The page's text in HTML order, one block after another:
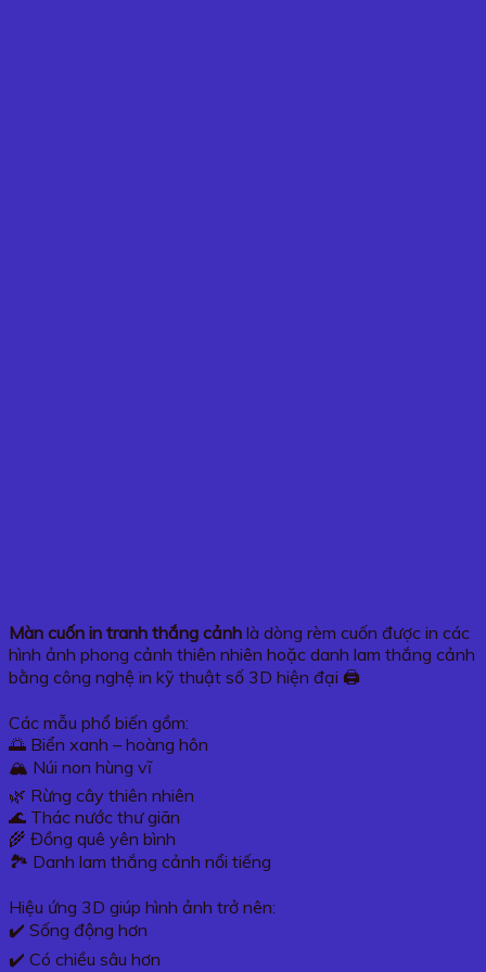
Màn cuốn in tranh thắng cảnh là dòng rèm cuốn được in các
hình ảnh phong cảnh thiên nhiên hoặc danh lam thắng cảnh
bằng công nghệ in kỹ thuật số 3D hiện đại 🖨️
Các mẫu phổ biến gồm:
🌅 Biển xanh – hoàng hôn
🏔️ Núi non hùng vĩ
🌿 Rừng cây thiên nhiên
🌊 Thác nước thư giãn
🌾 Đồng quê yên bình
🏞️ Danh lam thắng cảnh nổi tiếng
Hiệu ứng 3D giúp hình ảnh trở nên:
✔️ Sống động hơn
✔️ Có chiều sâu hơn